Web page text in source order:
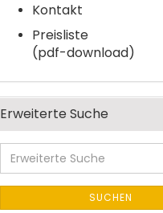
Kontakt
Preisliste
(pdf-download)
Erweiterte Suche
Erweiterte
Suche
SUCHEN